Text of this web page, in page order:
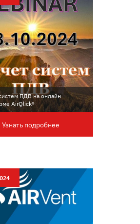
ПДВ на онлайн
AirQlick®
Узнать подробнее